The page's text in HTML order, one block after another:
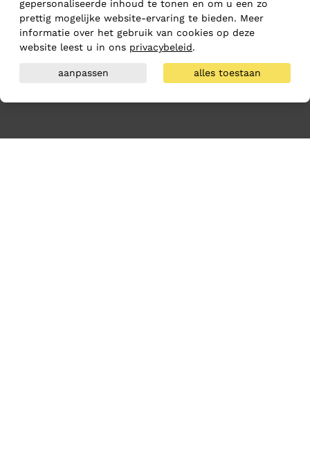
gepersonaliseerde inhoud te tonen en om u een zo
prettig mogelijke website-ervaring te bieden. Meer
informatie over het gebruik van cookies op deze
website leest u in ons privacybeleid.
aanpassen alles toestaan